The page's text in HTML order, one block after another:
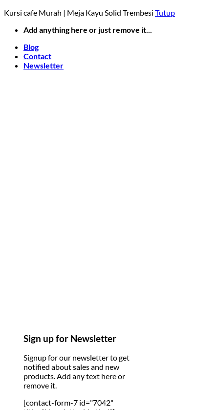
Kursi cafe Murah | Meja Kayu Solid Trembesi Tutup
Skip
content
Add anything here or just remove it...
Blog
Contact
Newsletter
Sign up for Newsletter
Signup for our newsletter to get
notified about sales and new
products. Add any text here or
remove it.
[contact-form-7 id="7042"